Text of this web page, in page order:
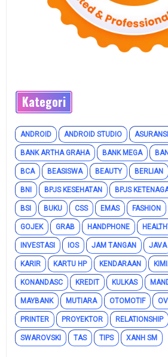
Kategori
ANDROID ANDROID STUDIO ASURANSI
BANK ARTHA GRAHA BANK MEGA
BCA BEASISWA BEAUTY BERLIAN
BNI BPJS KESEHATAN BPJS
BSI BUKU CSS EMAS FASHION
GOJEK GRAB HANDPHONE
INVESTASI IOS JAM TANGAN JAVA
KARIR KARTU HP KENDARAAN
KONANDASC KREDIT KULKAS
MAYBANK MUTIARA OTOMOTIF
PRINTER PROYEKTOR RELATIONSHIP
SWAROVSKI TAS TIPS XANH SM